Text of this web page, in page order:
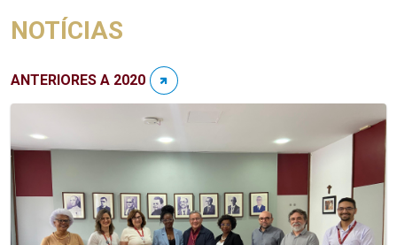
NOTÍCIAS
ANTERIORES A 2020